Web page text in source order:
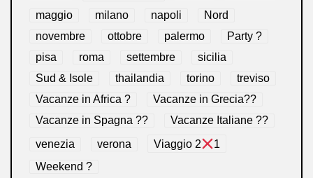
maggio
milano napoli
Nord
novembre
ottobre palermo
Party ?
pisa
roma settembre
sicilia
Sud & Isole
thailandia torino
treviso
Vacanze in Africa ?
Vacanze in Grecia??
Vacanze in Spagna ??
Vacanze Italiane ??
venezia verona Viaggio 2
1
Weekend ?